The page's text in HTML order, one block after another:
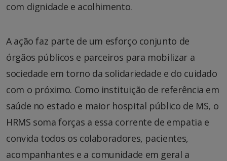
com dignidade e acolhimento.
A ação faz parte de um esforço conjunto de
órgãos públicos e parceiros para mobilizar a
sociedade em torno da solidariedade e do cuidado
com o próximo. Como instituição de referência em
saúde no estado e maior hospital público de MS, o
HRMS soma forças a essa corrente de empatia e
convida todos os colaboradores, pacientes,
acompanhantes e a comunidade em geral a